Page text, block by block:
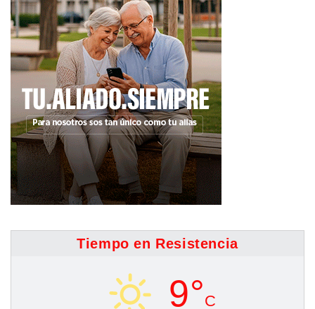
Tiempo en Resistencia
9°C